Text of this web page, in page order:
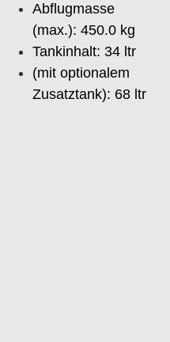
Abflugmasse
(max.): 450.0 kg
Tankinhalt: 34 ltr
(mit optionalem
Zusatztank): 68 ltr